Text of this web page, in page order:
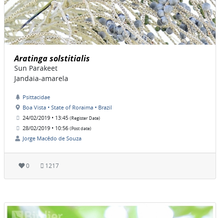
Aratinga solstitialis
Sun Parakeet
Jandaia-amarela
Psittacidae
Boa Vista • State of Roraima • Brazil
24/02/2019 • 13:45 (Register Date)
28/02/2019 • 10:56 (Post date)
Jorge Macêdo de Souza
0 1217